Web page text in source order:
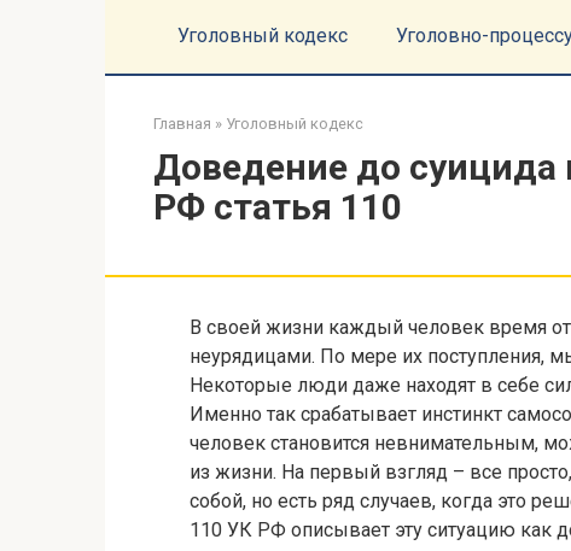
Уголовный кодекс Уголовно-
Главная » Уголовный кодекс
Доведение до суицида
РФ статья 110
В своей жизни каждый человек время
неурядицами. По мере их поступления,
Некоторые люди даже находят в себе
Именно так срабатывает инстинкт
человек становится невнимательным,
из жизни. На первый взгляд – все
собой, но есть ряд случаев, когда это
110 УК РФ описывает эту ситуацию как